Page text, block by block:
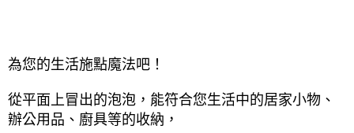
為您的生活施點魔法吧！
從平面上冒出的泡泡，能符合您生活中的居家小物、
辦公用品、廚具等的收納，